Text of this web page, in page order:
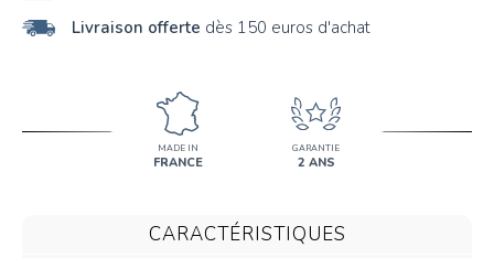
P
Livraison offerte dès 150 euros d'achat
MADE IN
FRANCE
GARANTIE
2 ANS
CARACTÉRISTIQUES